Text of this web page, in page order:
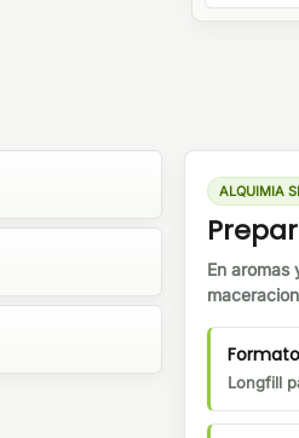
ALQUIMIA
En
Longfill